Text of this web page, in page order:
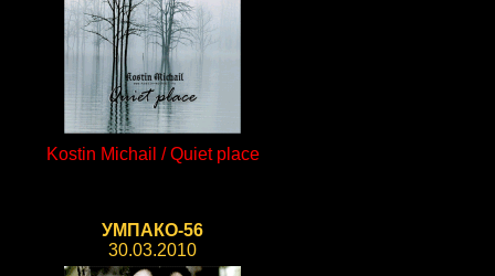
Kostin Michail / Quiet place
УМПАКО-56
30.03.2010